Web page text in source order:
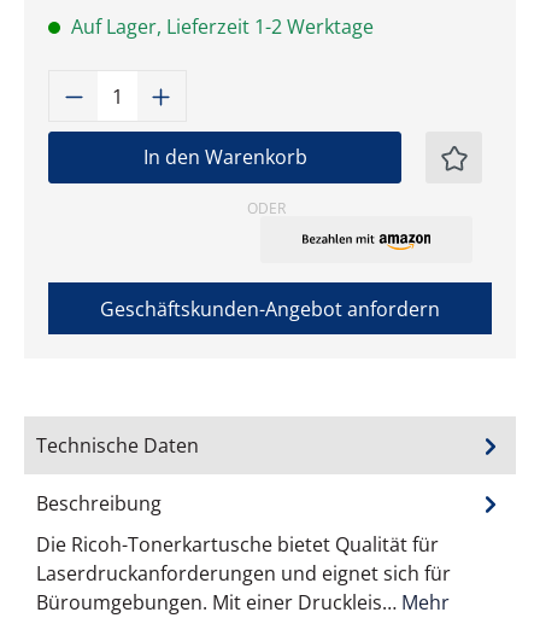
Auf Lager, Lieferzeit 1-2 Werktage
Produkt Anzahl: Gib den
In den Warenkorb
ODER
Geschäftskunden-Angebot anfordern
Technische Daten
Beschreibung
Die Ricoh-Tonerkartusche bietet Qualität für
Laserdruckanforderungen und eignet sich für
Büroumgebungen. Mit einer Druckleis… Mehr